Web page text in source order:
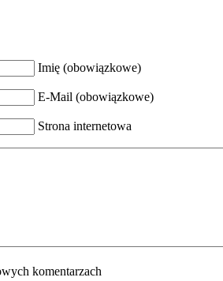
Imię (obowiązkowe)
E-Mail (obowiązkowe)
Strona internetowa
komentarzach